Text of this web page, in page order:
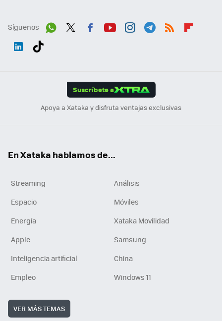
Síguenos
Suscríbete a
Apoya a Xataka y disfruta ventajas exclusivas
En Xataka hablamos de...
Streaming
Análisis
Espacio
Móviles
Energía
Xataka Movilidad
Apple
Samsung
Inteligencia artificial
China
Empleo
Windows 11
VER MÁS TEMAS